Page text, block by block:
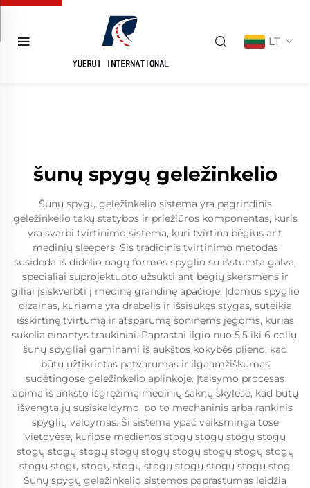
LT
šunų spygų geležinkelio
Šunų spygų geležinkelio sistema yra pagrindinis
geležinkelio takų statybos ir priežiūros komponentas, kuris
yra svarbi tvirtinimo sistema, kuri tvirtina bėgius ant
medinių sleepers. Šis tradicinis tvirtinimo metodas
susideda iš didelio nagų formos spyglio su išstumta galva,
specialiai suprojektuoto užsukti ant bėgių skersmens ir
giliai įsiskverbti į medinę grandinę apačioje. Įdomus spyglio
dizainas, kuriame yra drebelis ir išsisukęs stygas, suteikia
išskirtinę tvirtumą ir atsparumą šoninėms jėgoms, kurias
sukelia einantys traukiniai. Paprastai ilgio nuo 5,5 iki 6 colių,
šunų spygliai gaminami iš aukštos kokybės plieno, kad
būtų užtikrintas patvarumas ir ilgaamžiškumas
sudėtingose geležinkelio aplinkoje. Įtaisymo procesas
apima iš anksto išgręžimą medinių šaknų skylėse, kad būtų
išvengta jų susiskaldymo, po to mechaninis arba rankinis
spyglių valdymas. Ši sistema ypač veiksminga tose
vietovėse, kuriose medienos stogų stogų stogų stogų
stogų stogų stogų stogų stogų stogų stogų stogų stogų
stogų stogų stogų stogų stogų stogų stogų stogų stog
Šunų spygų geležinkelio sistemos paprastumas leidžia